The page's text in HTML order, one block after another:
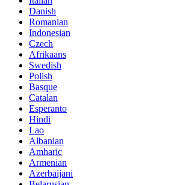
Danish
Romanian
Indonesian
Czech
Afrikaans
Swedish
Polish
Basque
Catalan
Esperanto
Hindi
Lao
Albanian
Amharic
Armenian
Azerbaijani